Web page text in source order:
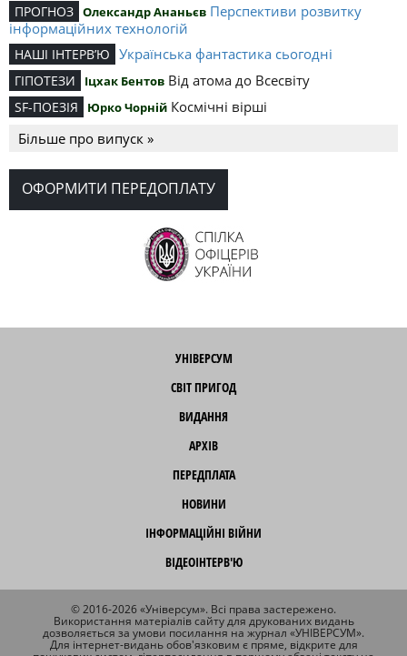
ПРОГНОЗ Олександр Ананьєв Перспективи розвитку
інформаційних технологій
НАШІ ІНТЕРВ’Ю Українська фантастика сьогодні
ГІПОТЕЗИ Іцхак Бентов Від атома до Всесвіту
SF-ПОЕЗІЯ Юрко Чорній Космічні вірші
Більше про випуск »
ОФОРМИТИ ПЕРЕДОПЛАТУ
УНІВЕРСУМ
СВІТ ПРИГОД
ВИДАННЯ
АРХІВ
ПЕРЕДПЛАТА
НОВИНИ
ІНФОРМАЦІЙНІ ВІЙНИ
ВІДЕОІНТЕРВ'Ю
© 2016-2026 «Універсум». Всі права застережено.
Використання матеріалів сайту для друкованих видань
дозволяється за умови посилання на журнал «УНІВЕРСУМ».
Для інтернет-видань обов'язковим є пряме, відкрите для